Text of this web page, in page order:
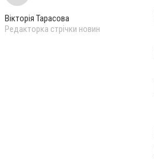
Вікторія Тарасова
Редакторка стрічки новин